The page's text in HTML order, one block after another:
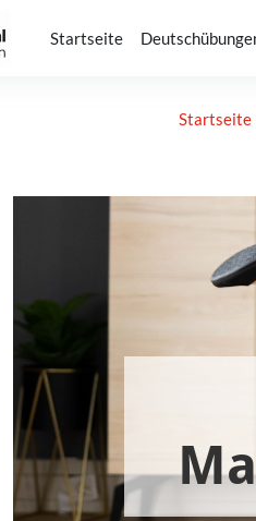
Startseite
Startseite